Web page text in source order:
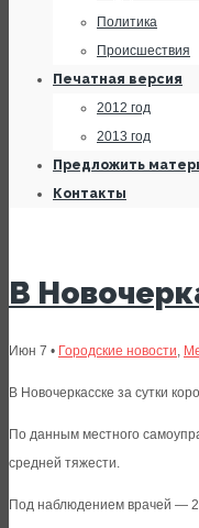
Политика
Происшествия
Печатная версия
2012 год
2013 год
Предложить
Контакты
В
Июн 7 • Городские новости,
В Новочеркасске за сутки
По данным местного
средней тяжести.
Под наблюдением врачей —